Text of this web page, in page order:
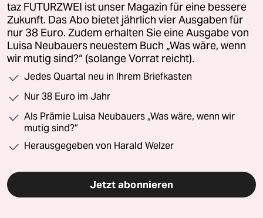
taz FUTURZWEI ist unser Magazin für eine bessere
Zukunft. Das Abo bietet jährlich vier Ausgaben für
nur 38 Euro. Zudem erhalten Sie eine Ausgabe von
Luisa Neubauers neuestem Buch „Was wäre, wenn
wir mutig sind?“ (solange Vorrat reicht).
Jedes Quartal neu in Ihrem Briefkasten
Nur 38 Euro im Jahr
Als Prämie Luisa Neubauers „Was wäre, wenn wir
mutig sind?“
Herausgegeben von Harald Welzer
Jetzt abonnieren